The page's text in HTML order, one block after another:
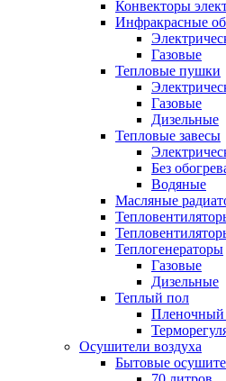
Конвекторы
Инфракрасные
Газовые
Тепловые пушки
Газовые
Дизельные
Тепловые завесы
Без
Водяные
Масляные
Теплогенераторы
Газовые
Дизельные
Теплый пол
Пленочный
Осушители воздуха
Бытовые